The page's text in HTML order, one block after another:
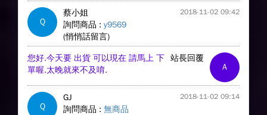
Q
蔡小姐 2018-11-02 09:42
詢問商品 : y9569
(悄悄話留言)
A
站長回覆
您好.今天要 出貨 可以現在 請馬上 下
單喔.太晚就來不及唷.
Q
GJ 2018-11-02 09:14
詢問商品 : 無商品